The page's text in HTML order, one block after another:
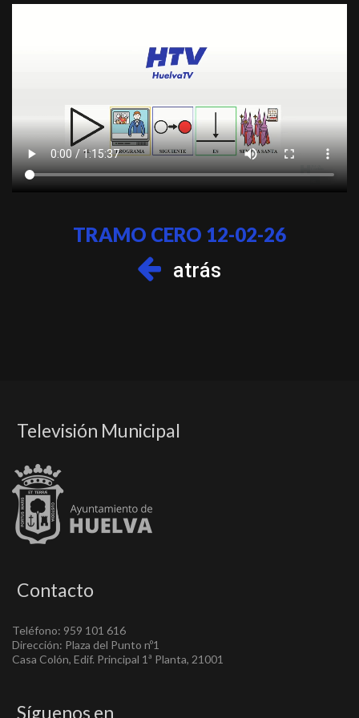
TRAMO CERO 12-02-26
atrás
Televisión Municipal
Contacto
Teléfono: 959 101 616
Dirección: Plaza del Punto nº1
Casa Colón, Edif. Principal 1ª Planta, 21001
Síguenos en